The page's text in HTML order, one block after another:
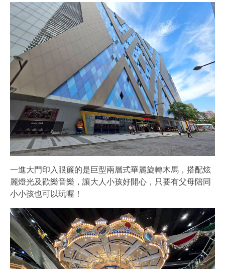
一進大門印入眼簾的是巨型兩層式華麗旋轉木馬，搭配炫
麗燈光及歡樂音樂，讓大人小孩好開心，只要有父母陪同
小小孩也可以玩喔！